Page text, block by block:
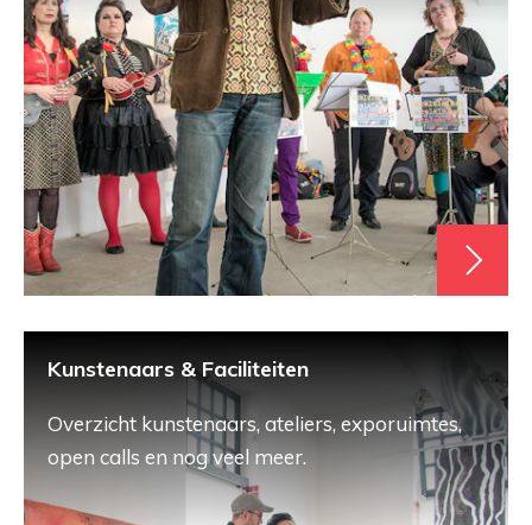
Kunstenaars & Faciliteiten
Overzicht kunstenaars, ateliers, exporuimtes,
open calls en nog veel meer.